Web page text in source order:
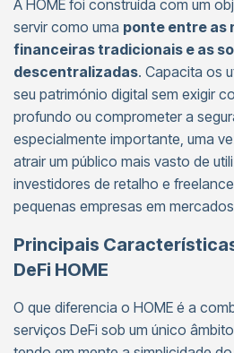
A HOME foi construída com um
servir como uma ponte entre as
financeiras tradicionais e as
descentralizadas. Capacita os
seu património digital sem exigir
profundo ou comprometer a
especialmente importante, uma
atrair um público mais vasto de
investidores de retalho e
pequenas empresas em
Principais
DeFi HOME
O que diferencia o HOME é a
serviços DeFi sob um único